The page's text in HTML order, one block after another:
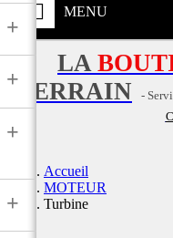
MENU
+
+
+
+
LA
TERRAIN
-
Accueil
MOTEUR
Turbine